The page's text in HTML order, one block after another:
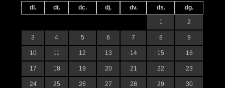
dl. dt. dc. dj. dv. ds. dg.
1 2
3 4 5 6 7 8 9
10 11 12 13 14 15 16
17 18 19 20 21 22 23
24 25 26 27 28 29 30